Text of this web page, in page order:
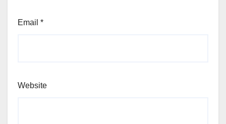
Email *
Website